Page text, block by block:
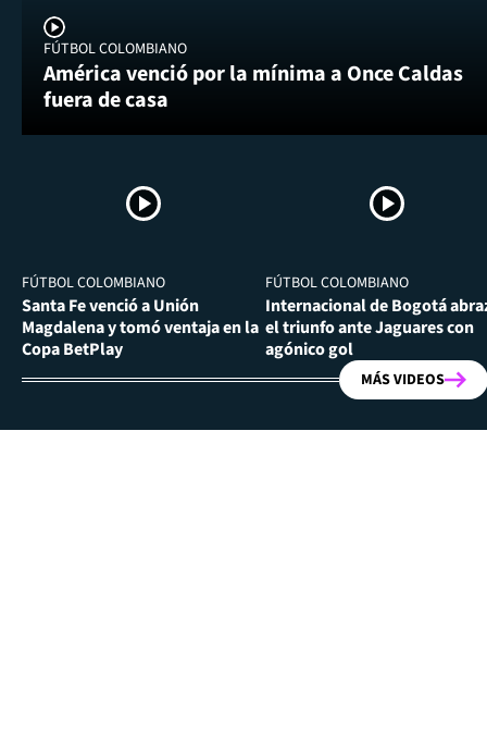
FÚTBOL COLOMBIANO
América venció por la mínima a Once Caldas
fuera de casa
FÚTBOL COLOMBIANO
Santa Fe venció a Unión
Magdalena y tomó ventaja en la
Copa BetPlay
FÚTBOL COLOMBIANO
Internacional de Bogotá
el triunfo ante Jaguares con
agónico gol
MÁS VIDEOS